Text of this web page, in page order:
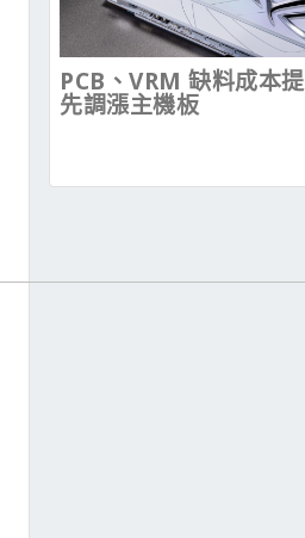
PCB、VRM 缺料成本
先調漲主機板